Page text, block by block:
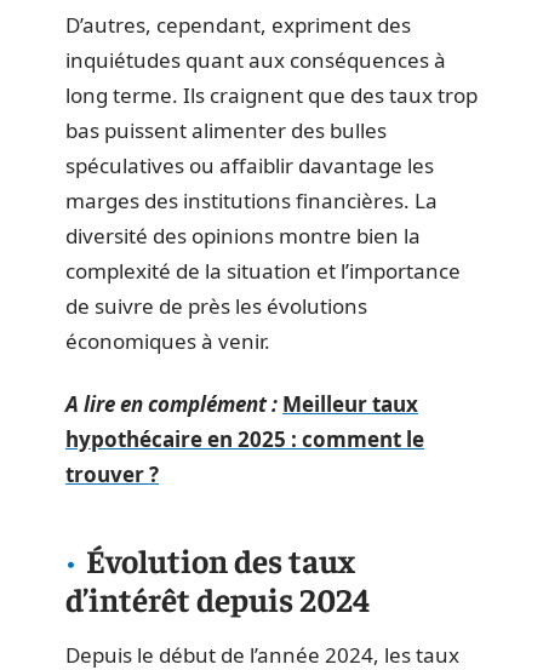
D’autres, cependant, expriment des
inquiétudes quant aux conséquences à
long terme. Ils craignent que des taux trop
bas puissent alimenter des bulles
spéculatives ou affaiblir davantage les
marges des institutions financières. La
diversité des opinions montre bien la
complexité de la situation et l’importance
de suivre de près les évolutions
économiques à venir.
A lire en complément : Meilleur taux
hypothécaire en 2025 : comment le
trouver ?
Évolution des taux
d’intérêt depuis 2024
Depuis le début de l’année 2024, les taux